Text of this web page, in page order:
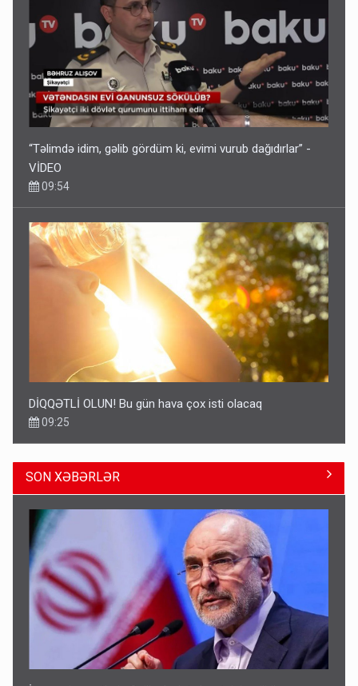
DİQQƏTLİ OLUN! Bu gün hava çox isti olacaq
09:25
Azərbaycan bundan hər il 3 milyard dollar qazanacaq
8 Avqust 23:33
Avtomobil sahiblərinin nəzərinə: Kasko bahalaşır -
İran parlamentində Qalibafın istefası tələb edildi